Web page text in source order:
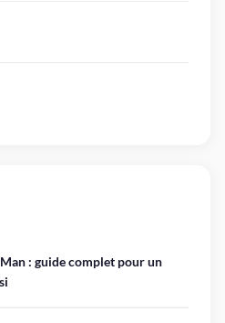
: guide complet pour un